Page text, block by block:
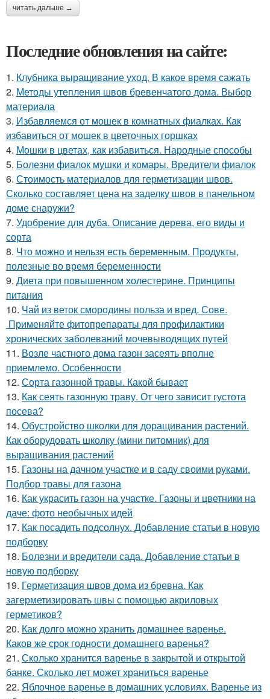
читать дальше →
Последние обновления на сайте:
1. Клубника выращивание уход. В какое время сажать
2. Методы утепления швов бревенчатого дома. Выбор
материала
3. Избавляемся от мошек в комнатных фиалках. Как
избавиться от мошек в цветочных горшках
4. Мошки в цветах, как избавиться. Народные способы
5. Болезни фиалок мушки и комары. Вредители фиалок
6. Стоимость материалов для герметизации швов.
Сколько составляет цена на заделку швов в панельном
доме снаружи?
7. Удобрение для дуба. Описание дерева, его виды и
сорта
8. Что можно и нельзя есть беременным. Продукты,
полезные во время беременности
9. Диета при повышенном холестерине. Принципы
питания
10. Чай из веток смородины польза и вред. Сове.
Применяйте фитопрепараты для профилактики
хронических заболеваний мочевыводящих путей
11. Возле частного дома газон засеять вполне
приемлемо. Особенности
12. Сорта газонной травы. Какой бывает
13. Как сеять газонную траву. От чего зависит густота
посева?
14. Обустройство школки для доращивания растений.
Как оборудовать школку (мини питомник) для
выращивания растений
15. Газоны на дачном участке и в саду своими руками.
Подбор травы для газона
16. Как украсить газон на участке. Газоны и цветники на
даче: фото необычных идей
17. Как посадить подсолнух. Добавление статьи в новую
подборку
18. Болезни и вредители сада. Добавление статьи в
новую подборку
19. Герметизация швов дома из бревна. Как
загерметизировать швы с помощью акриловых
герметиков?
20. Как долго можно хранить домашнее варенье.
Каков же срок годности домашнего варенья?
21. Сколько хранится варенье в закрытой и открытой
банке. Сколько лет может храниться варенье
22. Яблочное варенье в домашних условиях. Варенье из